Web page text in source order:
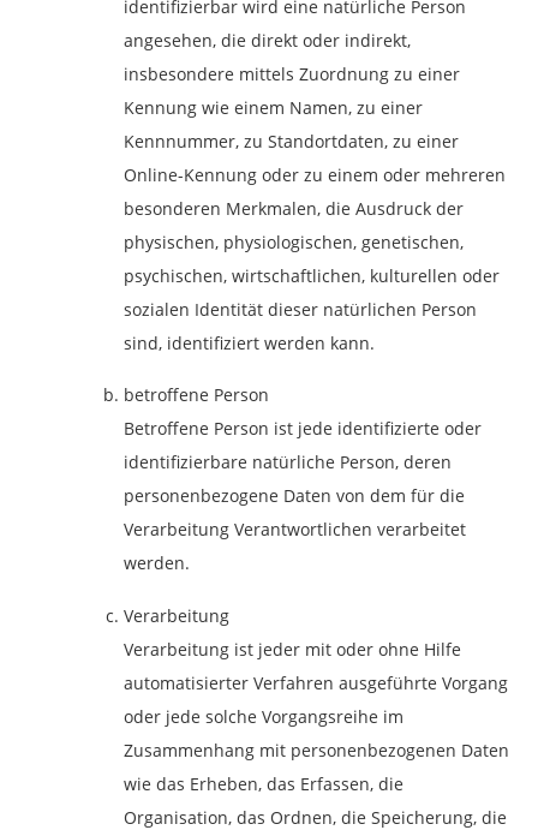
identifizierbar wird eine natürliche Person
angesehen, die direkt oder indirekt,
insbesondere mittels Zuordnung zu einer
Kennung wie einem Namen, zu einer
Kennnummer, zu Standortdaten, zu einer
Online-Kennung oder zu einem oder mehreren
besonderen Merkmalen, die Ausdruck der
physischen, physiologischen, genetischen,
psychischen, wirtschaftlichen, kulturellen oder
sozialen Identität dieser natürlichen Person
sind, identifiziert werden kann.
betroffene Person
Betroffene Person ist jede identifizierte oder
identifizierbare natürliche Person, deren
personenbezogene Daten von dem für die
Verarbeitung Verantwortlichen verarbeitet
werden.
Verarbeitung
Verarbeitung ist jeder mit oder ohne Hilfe
automatisierter Verfahren ausgeführte Vorgang
oder jede solche Vorgangsreihe im
Zusammenhang mit personenbezogenen Daten
wie das Erheben, das Erfassen, die
Organisation, das Ordnen, die Speicherung, die